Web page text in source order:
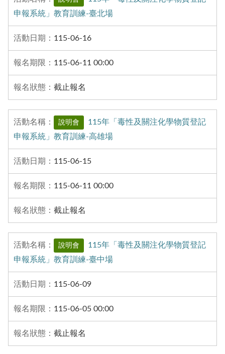
申報系統」教育訓練-臺北場
115-06-16
115-06-11 00:00
截止報名
說明會
115年「毒性及關注化學物質登記
申報系統」教育訓練-高雄場
115-06-15
115-06-11 00:00
截止報名
說明會
115年「毒性及關注化學物質登記
申報系統」教育訓練-臺中場
115-06-09
115-06-05 00:00
截止報名